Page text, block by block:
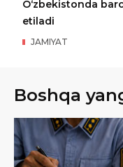
O‘zbekistonda
etiladi
JAMIYAT
Boshqa